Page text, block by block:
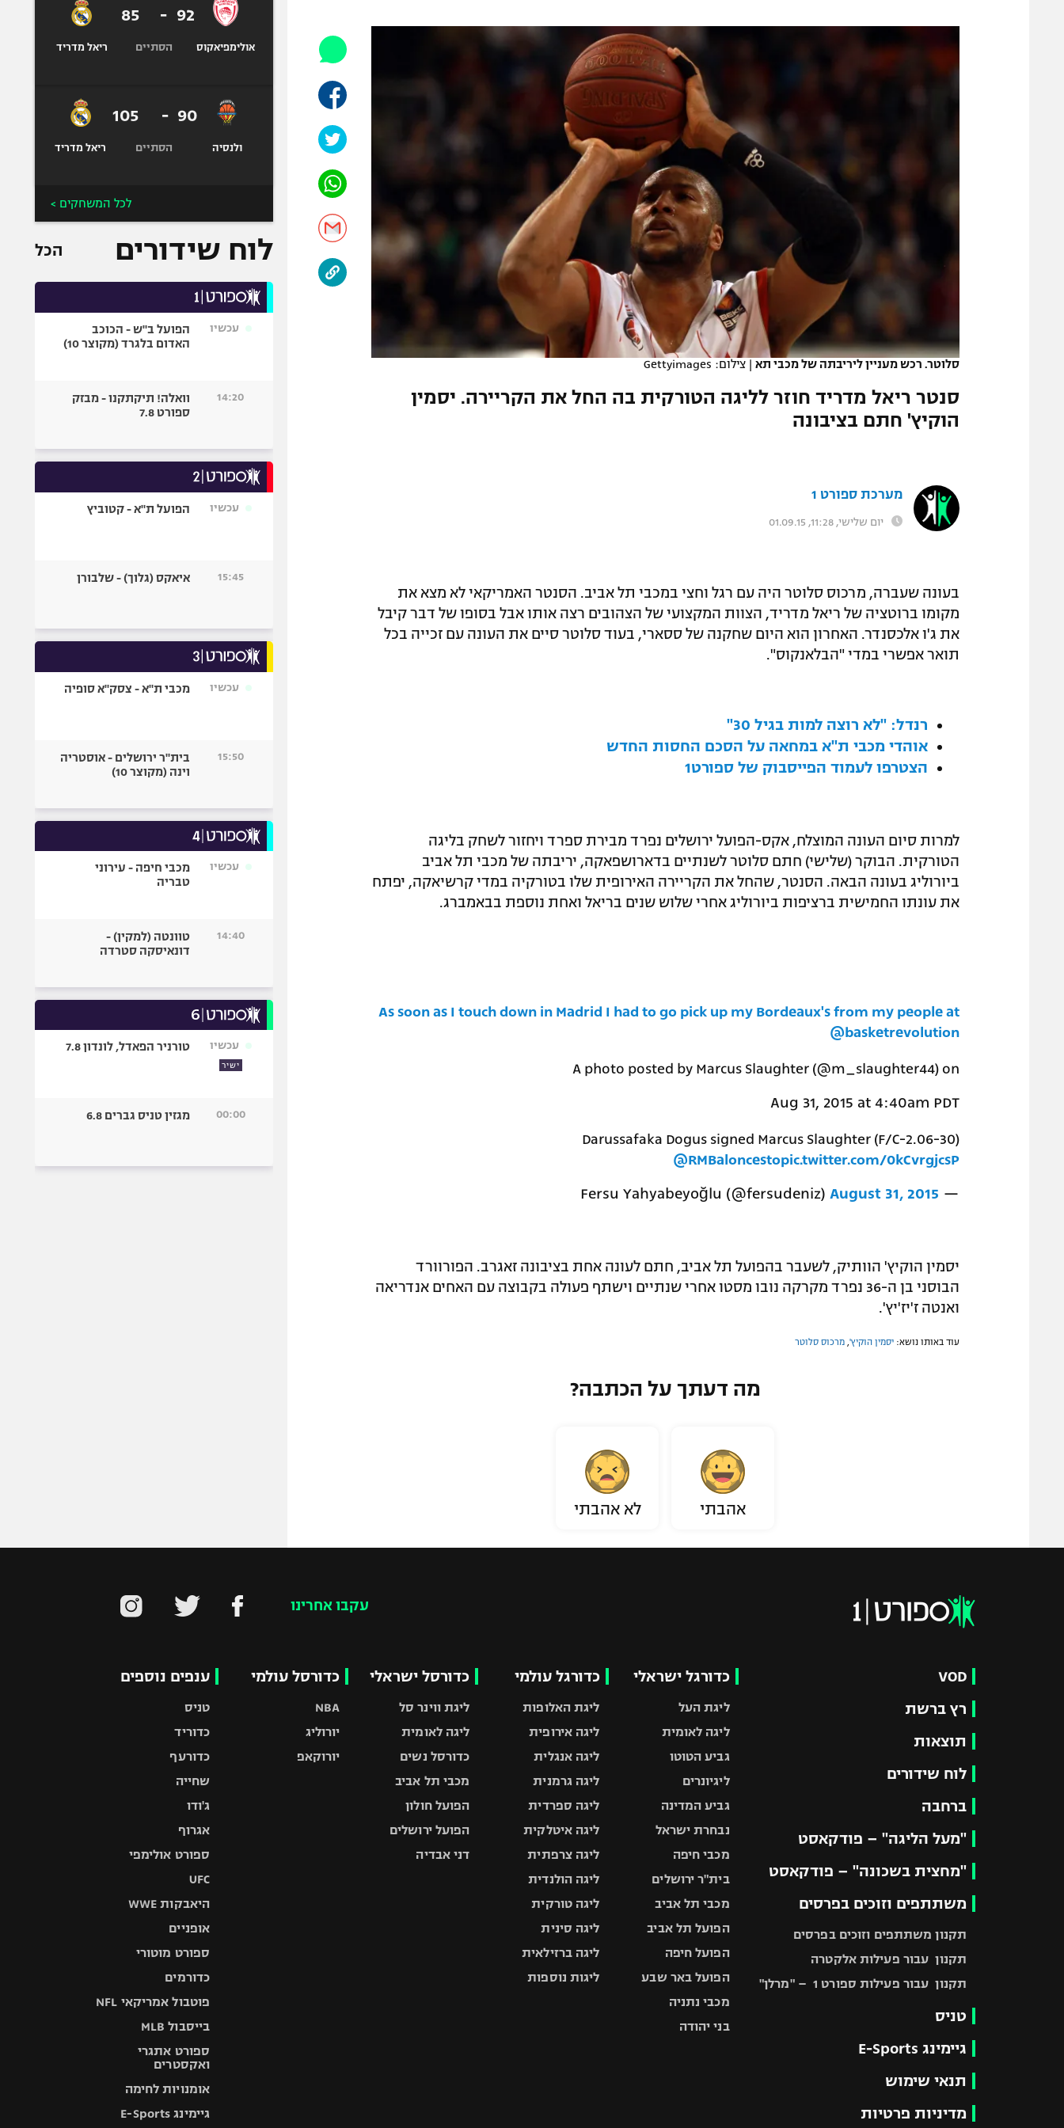
תקנון משתתפים וזוכים בפרסים
מדיניות פרטיות
תקנון פעילות ספורט 1
רשיון להקרנה פומבית לבית עסק
הצטרפות לחבילת הערוצים
המגזין
הפועל תל אביב
הפועל חיפה
הפועל באר שבע
מכבי נתניה
בני יהודה
ליגה סינית
ליגה ברזילאית
ליגות נוספות
ספורט מוטורי
בייסבול MLB
ספורט אתגרי
סלוטר. רכש מעניין ליריבתה של מכבי תא | צילום: Gettyimages
סנטר ריאל מדריד חוזר לליגה הטורקית בה החל את הקריירה. יסמין
הוקיץ' חתם בציבונה
מערכת ספורט 1
יום שלישי, 11:28, 01.09.15
בעונה שעברה, מרכוס סלוטר היה עם רגל וחצי במכבי תל אביב. הסנטר האמריקאי לא מצא את
מקומו ברוטציה של ריאל מדריד, הצוות המקצועי של הצהובים רצה אותו אבל בסופו של דבר קיבל
את ג'ו אלכסנדר. האחרון הוא היום שחקנה של ססארי, בעוד סלוטר סיים את העונה עם זכייה בכל
תואר אפשרי במדי "הבלאנקוס".
רנדל: "לא רוצה למות בגיל 30"
אוהדי מכבי ת"א במחאה על הסכם החסות החדש
הצטרפו לעמוד הפייסבוק של ספורט1
למרות סיום העונה המוצלח, אקס-הפועל ירושלים נפרד מבירת ספרד ויחזור לשחק בליגה
הטורקית. הבוקר (שלישי) חתם סלוטר לשנתיים בדארושפאקה, יריבתה של מכבי תל אביב
ביורוליג בעונה הבאה. הסנטר, שהחל את הקריירה האירופית שלו בטורקיה במדי קרשיאקה, יפתח
את עונתו החמישית ברציפות ביורוליג אחרי שלוש שנים בריאל ואחת נוספת בבאמברג.
As soon as I touch down in Madrid I had to go pick up my Bordeaux's from my people at
@basketrevolution
A photo posted by Marcus Slaughter (@m_slaughter44) on
Aug 31, 2015 at 4:40am PDT
Darussafaka Dogus signed Marcus Slaughter (F/C-2.06-30)
@RMBaloncestopic.twitter.com/0kCvrgjcsP
— Fersu Yahyabeyoğlu (@fersudeniz)
August 31, 2015
יסמין הוקיץ' הוותיק, לשעבר בהפועל תל אביב, חתם לעונה אחת בציבונה זאגרב. הפורוורד
הבוסני בן ה-36 נפרד מקרקה נובו מסטו אחרי שנתיים וישתף פעולה בקבוצה עם האחים אנדריאה
ואנטה ז'יז'יץ'.
עוד באותו נושא: יסמין הוקיץ' מרכוס סלוטר
מה דעתך על הכתבה?
אהבתי לא אהבתי
אולימפיאקוס
92
-
85
הסתיים ריאל מדריד
ולנסיה
90
-
105
הסתיים ריאל מדריד
לכל המשחקים >
לוח שידורים הכל
עכשיו
הפועל ב"ש - הכוכב
האדום בלגרד (מקוצר 10)
14:20
וואלה! תיקתקנו - מבזק
ספורט 7.8
עכשיו הפועל ת"א - קטוביץ
15:45 איאקס (גלוך) - שלבורן
עכשיו מכבי ת"א - צסק"א סופיה
15:50
בית"ר ירושלים - אוסטריה
וינה (מקוצר 10)
עכשיו
מכבי חיפה - עירוני
טבריה
14:40
טוונטה (למקין) -
דונאיסקה סטרדה
עכשיו
ישיר
טורניר הפאדל, לונדון 7.8
00:00 מגזין טניס גברים 6.8
עקבו אחרינו
VOD
רץ ברשת
תוצאות
לוח שידורים
ברחבה
"מעל הליגה" – פודקאסט
"מחצית בשכונה" – פודקאסט
משתתפים וזוכים בפרסים
תקנון משתתפים וזוכים בפרסים
תקנון עבור פעילות אלקטרה
תקנון עבור פעילות ספורט 1 – "מרלן"
טניס
גיימינג E-Sports
תנאי שימוש
מדיניות פרטיות
כדורגל ישראלי
ליגת העל
ליגה לאומית
גביע הטוטו
ליגיונרים
גביע המדינה
נבחרת ישראל
מכבי חיפה
בית"ר ירושלים
מכבי תל אביב
הפועל תל אביב
הפועל חיפה
הפועל באר שבע
מכבי נתניה
בני יהודה
כדורגל עולמי
ליגת האלופות
ליגה אירופית
ליגה אנגלית
ליגה גרמנית
ליגה ספרדית
ליגה איטלקית
ליגה צרפתית
ליגה הולנדית
ליגה טורקית
ליגה סינית
ליגה ברזילאית
ליגות נוספות
כדורסל ישראלי
ליגת ווינר סל
ליגה לאומית
כדורסל נשים
מכבי תל אביב
הפועל חולון
הפועל ירושלים
דני אבדיה
כדורסל עולמי
NBA
יורוליג
יורוקאפ
ענפים נוספים
טניס
כדוריד
כדורעף
שחייה
ג'ודו
אגרוף
ספורט אולימפי
UFC
היאבקות WWE
אופניים
ספורט מוטורי
כדורמים
פוטבול אמריקאי NFL
בייסבול MLB
ספורט אתגרי
ואקסטרים
אומנויות לחימה
גיימינג E-Sports